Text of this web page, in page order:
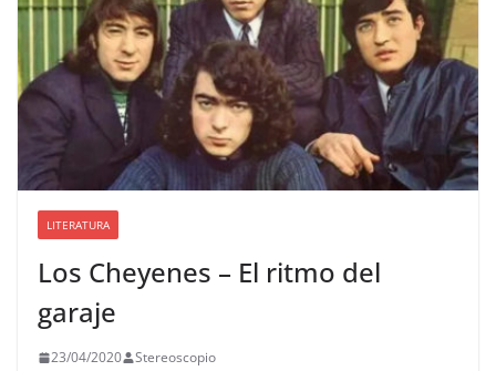
LITERATURA
Los Cheyenes – El ritmo del
garaje
23/04/2020 Stereoscopio